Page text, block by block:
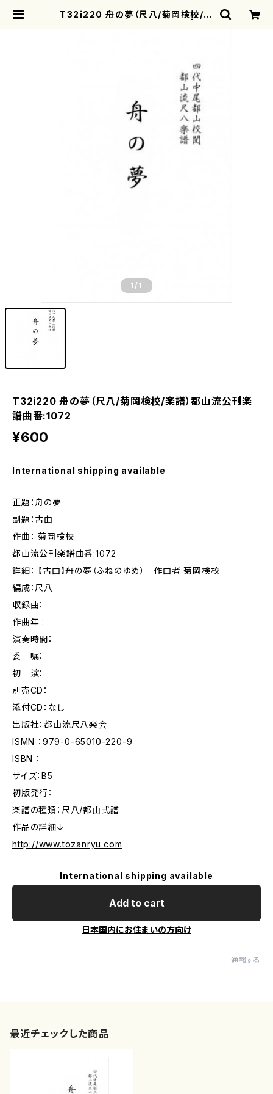
T32i220 舟の夢（尺八/菊岡検校/楽
1 /1
T32i220 舟の夢（尺八/菊岡検校/楽譜）都山流公刊楽
譜曲番:1072
¥600
International shipping available
正題：舟の夢
副題：古曲
作曲： 菊岡検校
都山流公刊楽譜曲番:1072
詳細： 【古曲】舟の夢（ふねのゆめ） 作曲者 菊岡検校
編成：尺八
収録曲：
作曲年 :
演奏時間：
委 嘱：
初 演：
別売CD：
添付CD：なし
出版社：都山流尺八楽会
ISMN ：979-0-65010-220-9
ISBN ：
サイズ：B5
初版発行：
楽譜の種類：尺八/都山式譜
作品の詳細↓
http://www.tozanryu.com
International shipping available
Add to cart
日本国内にお住まいの方向け
通報する
最近チェックした商品